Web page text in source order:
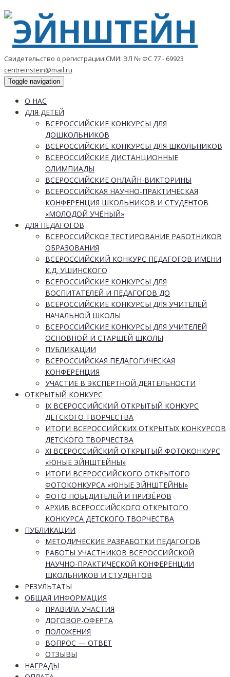
Свидетельство о регистрации СМИ: ЭЛ № ФС 77 - 69923
centreinstein@mail.ru
Toggle navigation
О НАС
ДЛЯ ДЕТЕЙ
ВСЕРОССИЙСКИЕ КОНКУРСЫ ДЛЯ
ДОШКОЛЬНИКОВ
ВСЕРОССИЙСКИЕ КОНКУРСЫ ДЛЯ ШКОЛЬНИКОВ
ВСЕРОССИЙСКИЕ ДИСТАНЦИОННЫЕ
ОЛИМПИАДЫ
ВСЕРОССИЙСКИЕ ОНЛАЙН-ВИКТОРИНЫ
ВСЕРОССИЙСКАЯ НАУЧНО-ПРАКТИЧЕСКАЯ
КОНФЕРЕНЦИЯ ШКОЛЬНИКОВ И СТУДЕНТОВ
«МОЛОДОЙ УЧЁНЫЙ»
ДЛЯ ПЕДАГОГОВ
ВСЕРОССИЙСКОЕ ТЕСТИРОВАНИЕ РАБОТНИКОВ
ОБРАЗОВАНИЯ
ВСЕРОССИЙСКИЙ КОНКУРС ПЕДАГОГОВ ИМЕНИ
К.Д. УШИНСКОГО
ВСЕРОССИЙСКИЕ КОНКУРСЫ ДЛЯ
ВОСПИТАТЕЛЕЙ И ПЕДАГОГОВ ДО
ВСЕРОССИЙСКИЕ КОНКУРСЫ ДЛЯ УЧИТЕЛЕЙ
НАЧАЛЬНОЙ ШКОЛЫ
ВСЕРОССИЙСКИЕ КОНКУРСЫ ДЛЯ УЧИТЕЛЕЙ
ОСНОВНОЙ И СТАРШЕЙ ШКОЛЫ
ПУБЛИКАЦИИ
ВСЕРОССИЙСКАЯ ПЕДАГОГИЧЕСКАЯ
КОНФЕРЕНЦИЯ
УЧАСТИЕ В ЭКСПЕРТНОЙ ДЕЯТЕЛЬНОСТИ
ОТКРЫТЫЙ КОНКУРС
IX ВСЕРОССИЙСКИЙ ОТКРЫТЫЙ КОНКУРС
ДЕТСКОГО ТВОРЧЕСТВА
ИТОГИ ВСЕРОССИЙСКИХ ОТКРЫТЫХ КОНКУРСОВ
ДЕТСКОГО ТВОРЧЕСТВА
XI ВСЕРОССИЙСКИЙ ОТКРЫТЫЙ ФОТОКОНКУРС
«ЮНЫЕ ЭЙНШТЕЙНЫ»
ИТОГИ ВСЕРОССИЙСКОГО ОТКРЫТОГО
ФОТОКОНКУРСА «ЮНЫЕ ЭЙНШТЕЙНЫ»
ФОТО ПОБЕДИТЕЛЕЙ И ПРИЗЁРОВ
АРХИВ ВСЕРОССИЙСКОГО ОТКРЫТОГО
КОНКУРСА ДЕТСКОГО ТВОРЧЕСТВА
ПУБЛИКАЦИИ
МЕТОДИЧЕСКИЕ РАЗРАБОТКИ ПЕДАГОГОВ
РАБОТЫ УЧАСТНИКОВ ВСЕРОССИЙСКОЙ
НАУЧНО-ПРАКТИЧЕСКОЙ КОНФЕРЕНЦИИ
ШКОЛЬНИКОВ И СТУДЕНТОВ
РЕЗУЛЬТАТЫ
ОБЩАЯ ИНФОРМАЦИЯ
ПРАВИЛА УЧАСТИЯ
ДОГОВОР-ОФЕРТА
ПОЛОЖЕНИЯ
ВОПРОС — ОТВЕТ
ОТЗЫВЫ
НАГРАДЫ